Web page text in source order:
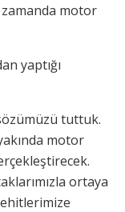
zamanda motor
yaptığı
tuttuk.
motor
ortaya